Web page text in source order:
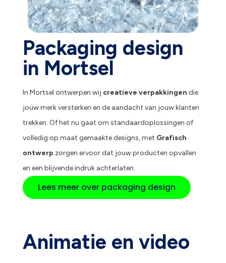
Packaging design
in Mortsel
In Mortsel ontwerpen wij creatieve verpakkingen die
jouw merk versterken en de aandacht van jouw klanten
trekken. Of het nu gaat om standaardoplossingen of
volledig op maat gemaakte designs, met Grafisch
ontwerp zorgen ervoor dat jouw producten opvallen
en een blijvende indruk achterlaten.
Lees meer over packaging design
Animatie en video